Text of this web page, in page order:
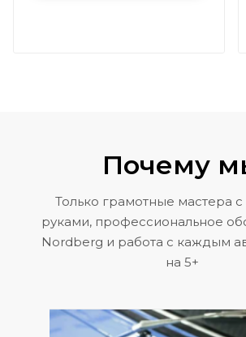
Почему
Только грамотные мастера
руками, профессиональное
Nordberg и работа с каждым
на 5+